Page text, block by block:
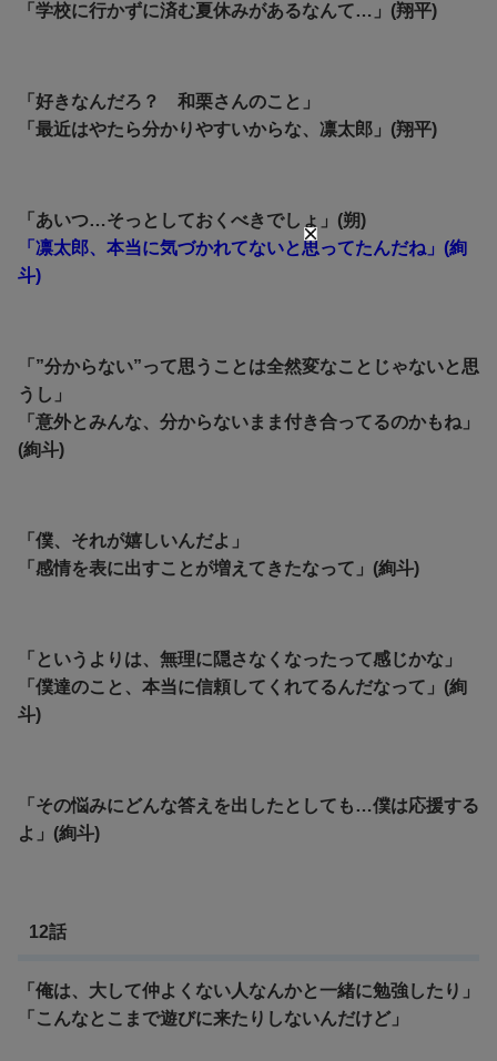
「学校に行かずに済む夏休みがあるなんて…」(翔平)
「好きなんだろ？ 和栗さんのこと」
「最近はやたら分かりやすいからな、凛太郎」(翔平)
「あいつ…そっとしておくべきでしょ」(朔)
「凛太郎、本当に気づかれてないと思ってたんだね」(絢
斗)
「”分からない”って思うことは全然変なことじゃないと思
うし」
「意外とみんな、分からないまま付き合ってるのかもね」
(絢斗)
「僕、それが嬉しいんだよ」
「感情を表に出すことが増えてきたなって」(絢斗)
「というよりは、無理に隠さなくなったって感じかな」
「僕達のこと、本当に信頼してくれてるんだなって」(絢
斗)
「その悩みにどんな答えを出したとしても…僕は応援する
よ」(絢斗)
12話
「俺は、大して仲よくない人なんかと一緒に勉強したり」
「こんなとこまで遊びに来たりしないんだけど」